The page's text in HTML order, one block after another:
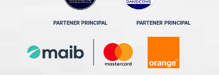
PARTENER PRINCIPAL PARTENER PRINCIPAL